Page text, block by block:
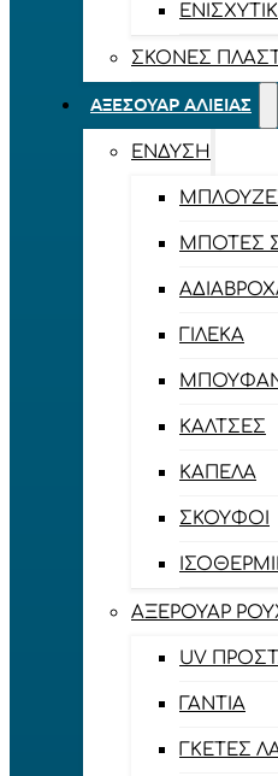
ΣΚΌΝΕΣ
ΑΞΕΣΟΥΆΡ ΑΛΙΕΊΑΣ
ΈΝΔΥΣΗ
ΜΠΌΤΕΣ
ΓΙΛΈΚΑ
ΚΆΛΤΣΕΣ
ΚΑΠΈΛΑ
ΣΚΟΎΦΟΙ
ΑΞΕΡΟΥΆΡ
UV
ΓΆΝΤΙΑ
ΓΚΈΤΕΣ